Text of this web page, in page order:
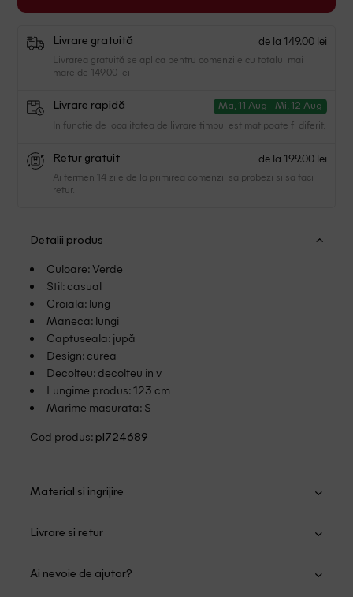
Livrare gratuită de la 149.00 lei
Livrarea gratuită se aplica pentru comenzile cu totalul mai
mare de 149.00 lei
Livrare rapidă Ma, 11 Aug - Mi, 12 Aug
In functie de localitatea de livrare timpul estimat poate fi diferit.
Retur gratuit de la 199.00 lei
Ai termen 14 zile de la primirea comenzii sa probezi si sa faci
retur.
Detalii produs
Culoare: Verde
Stil: casual
Croiala: lung
Maneca: lungi
Captuseala: jupă
Design: curea
Decolteu: decolteu in v
Lungime produs: 123 cm
Marime masurata: S
Cod produs: pl724689
Material si ingrijire
Nu folositi inalbitor
Nu uscati in uscator
Livrare si retur
mare de 149.00 lei.
Ai nevoie de ajutor?